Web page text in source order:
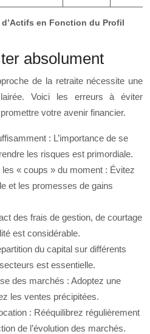
en Fonction du Profil
absolument
de la retraite nécessite une
Voici les erreurs à éviter
votre avenir financier.
: L’importance de se
les risques est primordiale.
« coups » du moment : Évitez
et les promesses de gains
des frais de gestion, de courtage
est considérable.
du capital sur différents
est essentielle.
des marchés : Adoptez une
les ventes précipitées.
: Rééquilibrez régulièrement
de l’évolution des marchés.